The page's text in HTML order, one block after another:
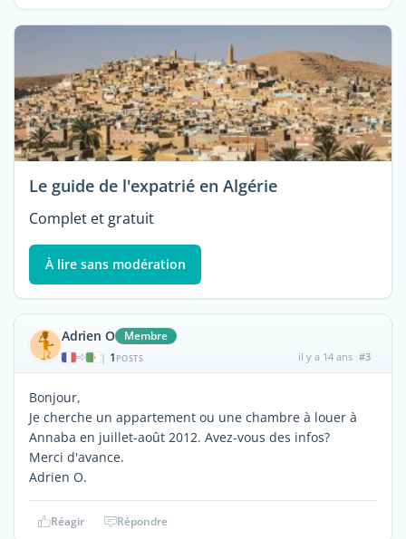
Le guide de l'expatrié en Algérie
Complet et gratuit
À lire sans modération
Adrien O Membre
| 1 POSTS il y a 14 ans #3
Bonjour,
Je cherche un appartement ou une chambre à louer à
Annaba en juillet-août 2012. Avez-vous des infos?
Merci d'avance.
Adrien O.
Réagir Répondre